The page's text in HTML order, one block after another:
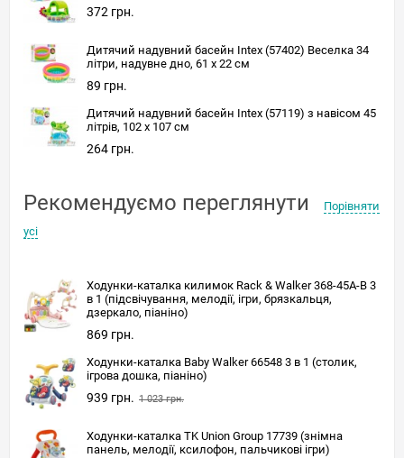
372 грн.
Дитячий надувний басейн Intex (57402) Веселка 34
літри, надувне дно, 61 x 22 см
89 грн.
Дитячий надувний басейн Intex (57119) з навісом 45
літрів, 102 x 107 см
264 грн.
Рекомендуємо переглянути
Порівняти
усі
Ходунки-каталка килимок Rack & Walker 368-45A-B 3
в 1 (підсвічування, мелодії, ігри, брязкальця,
дзеркало, піаніно)
869 грн.
Ходунки-каталка Baby Walker 66548 3 в 1 (столик,
ігрова дошка, піаніно)
939 грн. 1 023 грн.
Ходунки-каталка TK Union Group 17739 (знімна
панель, мелодії, ксилофон, пальчикові ігри)